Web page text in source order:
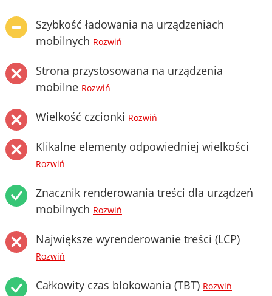
Szybkość ładowania na urządzeniach
mobilnych Rozwiń
Strona przystosowana na urządzenia
mobilne Rozwiń
Wielkość czcionki Rozwiń
Klikalne elementy odpowiedniej wielkości
Rozwiń
Znacznik renderowania treści dla urządzeń
mobilnych Rozwiń
Największe wyrenderowanie treści (LCP)
Rozwiń
Całkowity czas blokowania (TBT) Rozwiń